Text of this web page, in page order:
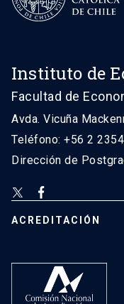
Instituto de
Facultad de
Avda. Vicuña
Teléfono: +56 2
Dirección de
ACREDITACIÓN